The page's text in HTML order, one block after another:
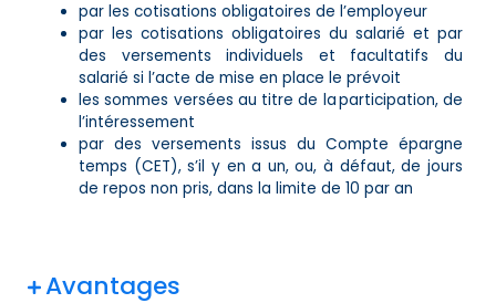
par les cotisations obligatoires de l’employeur
par les cotisations obligatoires du salarié et par
des versements individuels et facultatifs du
salarié si l’acte de mise en place le prévoit
les sommes versées au titre de la participation, de
l’intéressement
par des versements issus du Compte épargne
temps (CET), s’il y en a un, ou, à défaut, de jours
de repos non pris, dans la limite de 10 par an
Avantages